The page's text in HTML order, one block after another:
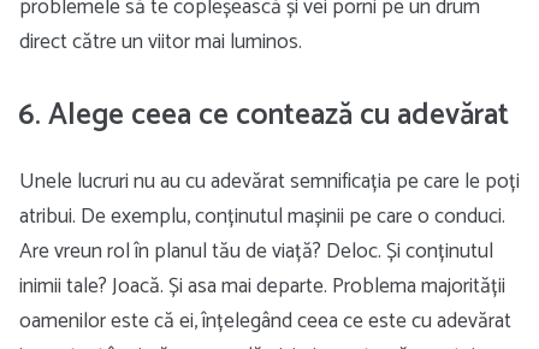
problemele să te copleșească și vei porni pe un drum
direct către un viitor mai luminos.
6. Alege ceea ce contează cu adevărat
Unele lucruri nu au cu adevărat semnificația pe care le poți
atribui. De exemplu, conținutul mașinii pe care o conduci.
Are vreun rol în planul tău de viață? Deloc. Și conținutul
inimii tale? Joacă. Și asa mai departe. Problema majorității
oamenilor este că ei, înțelegând ceea ce este cu adevărat